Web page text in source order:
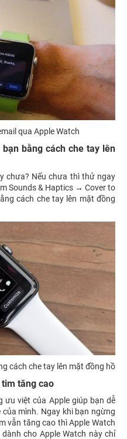
qua Apple Watch
bằng cách che tay lên
chưa? Nếu chưa thì thử ngay
Sounds & Haptics → Cover to
cách che tay lên mặt đồng
cách che tay lên mặt đồng hồ
tăng cao
việt của Apple giúp bạn dễ
mình. Ngay khi bạn ngừng
vẫn tăng cao thì Apple Watch
cho Apple Watch này chỉ